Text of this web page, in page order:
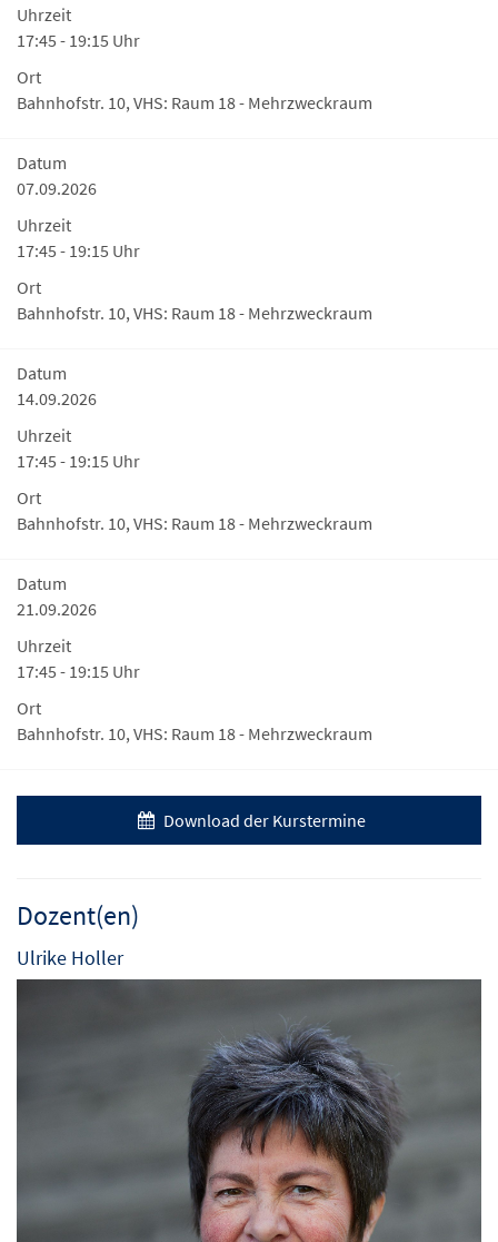
Uhrzeit
17:45 - 19:15 Uhr
Ort
Bahnhofstr. 10, VHS: Raum 18 - Mehrzweckraum
Datum
07.09.2026
Uhrzeit
17:45 - 19:15 Uhr
Ort
Bahnhofstr. 10, VHS: Raum 18 - Mehrzweckraum
Datum
14.09.2026
Uhrzeit
17:45 - 19:15 Uhr
Ort
Bahnhofstr. 10, VHS: Raum 18 - Mehrzweckraum
Datum
21.09.2026
Uhrzeit
17:45 - 19:15 Uhr
Ort
Bahnhofstr. 10, VHS: Raum 18 - Mehrzweckraum
Download der Kurstermine
Dozent(en)
Ulrike Holler